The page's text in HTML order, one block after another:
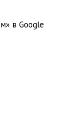
в Google